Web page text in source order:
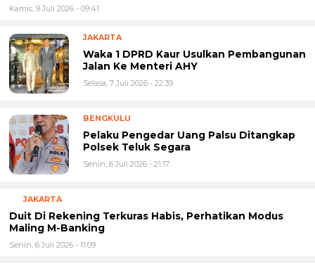
Kamis, 9 Juli 2026 - 09:41
JAKARTA
Waka 1 DPRD Kaur Usulkan Pembangunan
Jalan Ke Menteri AHY
Selasa, 7 Juli 2026 - 22:39
BENGKULU
Pelaku Pengedar Uang Palsu Ditangkap
Polsek Teluk Segara
Senin, 6 Juli 2026 - 21:17
JAKARTA
Duit Di Rekening Terkuras Habis, Perhatikan Modus
Maling M-Banking
Senin, 6 Juli 2026 - 11:09